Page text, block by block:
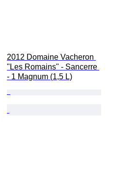
2012 Domaine Vacheron
"Les Romains" - Sancerre
- 1 Magnum (1,5 L)